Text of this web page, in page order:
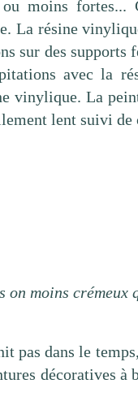
moins fortes...
La résine
sur des supports
avec la
vinylique. La
lent suivi de
moins crémeux
pas dans le
décoratives à